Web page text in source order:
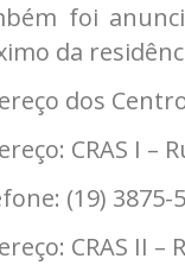
foi
da
dos
CRAS I –
(19) 3875-
CRAS II